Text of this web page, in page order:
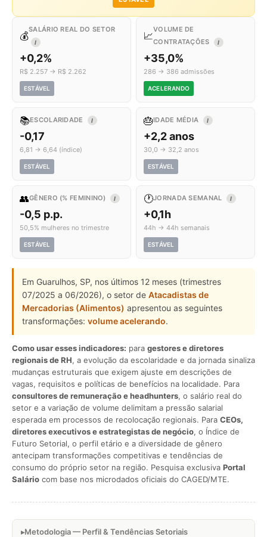
💰
SALÁRIO REAL DO SETOR
I
+0,2%
R$ 2.257 → R$ 2.262
ESTÁVEL
📈
VOLUME DE
CONTRATAÇÕES
I
+35,0%
286 → 386 admissões
ACELERANDO
📚ESCOLARIDADE I
-0,17
6,81 → 6,64 (índice)
ESTÁVEL
🎂IDADE MÉDIA I
+2,2 anos
30,0 → 32,2 anos
ESTÁVEL
👥GÊNERO (% FEMININO) I
-0,5 p.p.
50,5% mulheres no trimestre
ESTÁVEL
🕐JORNADA SEMANAL I
+0,1h
44h → 44h semanais
ESTÁVEL
Em Guarulhos, SP, nos últimos 12 meses (trimestres
07/2025 a 06/2026), o setor de Atacadistas de
Mercadorias (Alimentos) apresentou as seguintes
transformações: volume acelerando.
Como usar esses indicadores: para gestores e diretores
regionais de RH, a evolução da escolaridade e da jornada sinaliza
mudanças estruturais que exigem ajuste em descrições de
vagas, requisitos e políticas de benefícios na localidade. Para
consultores de remuneração e headhunters, o salário real do
setor e a variação de volume delimitam a pressão salarial
esperada em processos de recolocação regionais. Para CEOs,
diretores executivos e estrategistas de negócio, o Índice de
Futuro Setorial, o perfil etário e a diversidade de gênero
antecipam transformações competitivas e tendências de
consumo do próprio setor na região. Pesquisa exclusiva Portal
Salário com base nos microdados oficiais do CAGED/MTE.
Metodologia — Perfil & Tendências Setoriais